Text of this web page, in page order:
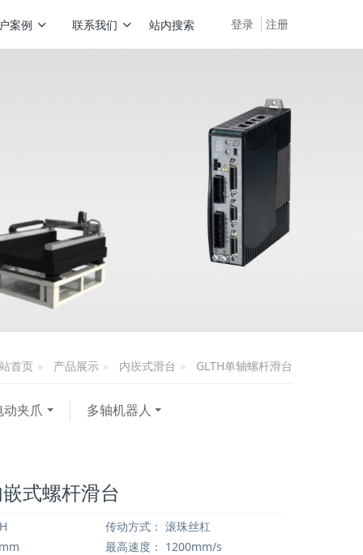
登录 注册
案例 联系我们 站内搜索
首页 产品展示 内崁式滑台 GLTH单轴螺杆滑台
动夹爪 多轴机器人
式螺杆滑台
传动方式： 滚珠丝杠
最高速度： 1200mm/s